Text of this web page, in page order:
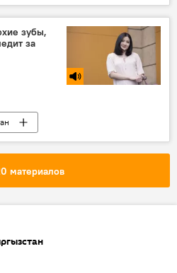
Азия
возмущение
зубы,
за
здоровье
Советы стоматолога
материалов